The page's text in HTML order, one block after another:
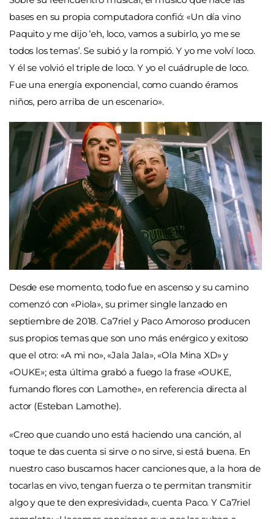
bases en su propia computadora confió: «Un día vino
Paquito y me dijo ‘eh, loco, vamos a subirlo, yo me se
todos los temas’. Se subió y la rompió. Y yo me volví loco.
Y él se volvió el triple de loco. Y yo el cuádruple de loco.
Fue una energía exponencial, como cuando éramos
niños, pero arriba de un escenario».
Desde ese momento, todo fue en ascenso y su camino
comenzó con «Piola», su primer single lanzado en
septiembre de 2018. Ca7riel y Paco Amoroso producen
sus propios temas que son uno más enérgico y exitoso
que el otro: «A mi no», «Jala Jala», «Ola Mina XD» y
«OUKE»; esta última grabó a fuego la frase «OUKE,
fumando flores con Lamothe», en referencia directa al
actor (Esteban Lamothe).
«Creo que cuando uno está haciendo una canción, al
toque te das cuenta si sirve o no sirve, si está buena. En
nuestro caso buscamos hacer canciones que, a la hora de
tocarlas en vivo, tengan fuerza o te permitan transmitir
algo y que te den expresividad», cuenta Paco. Y Ca7riel